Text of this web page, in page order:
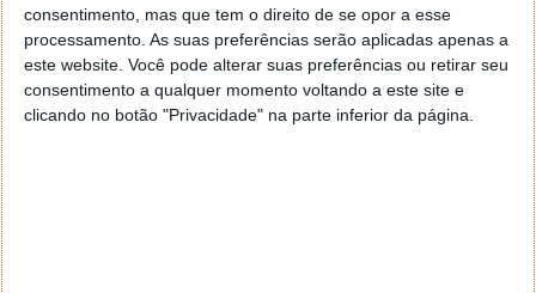
consentimento, mas que tem o direito de se opor a esse
processamento. As suas preferências serão aplicadas apenas a
este website. Você pode alterar suas preferências ou retirar seu
consentimento a qualquer momento voltando a este site e
clicando no botão "Privacidade" na parte inferior da página.